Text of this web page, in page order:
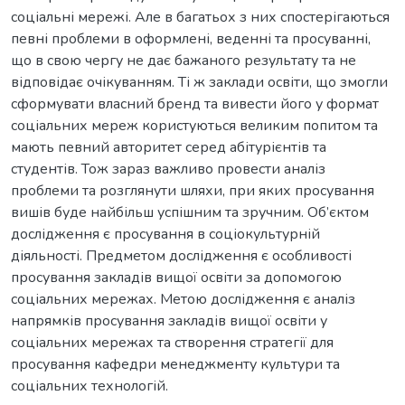
соціальні мережі. Але в багатьох з них спостерігаються
певні проблеми в оформлені, веденні та просуванні,
що в свою чергу не дає бажаного результату та не
відповідає очікуванням. Ті ж заклади освіти, що змогли
сформувати власний бренд та вивести його у формат
соціальних мереж користуються великим попитом та
мають певний авторитет серед абітурієнтів та
студентів. Тож зараз важливо провести аналіз
проблеми та розглянути шляхи, при яких просування
вишів буде найбільш успішним та зручним. Об’єктом
дослідження є просування в соціокультурній
діяльності. Предметом дослідження є особливості
просування закладів вищої освіти за допомогою
соціальних мережах. Метою дослідження є аналіз
напрямків просування закладів вищої освіти у
соціальних мережах та створення стратегії для
просування кафедри менеджменту культури та
соціальних технологій.